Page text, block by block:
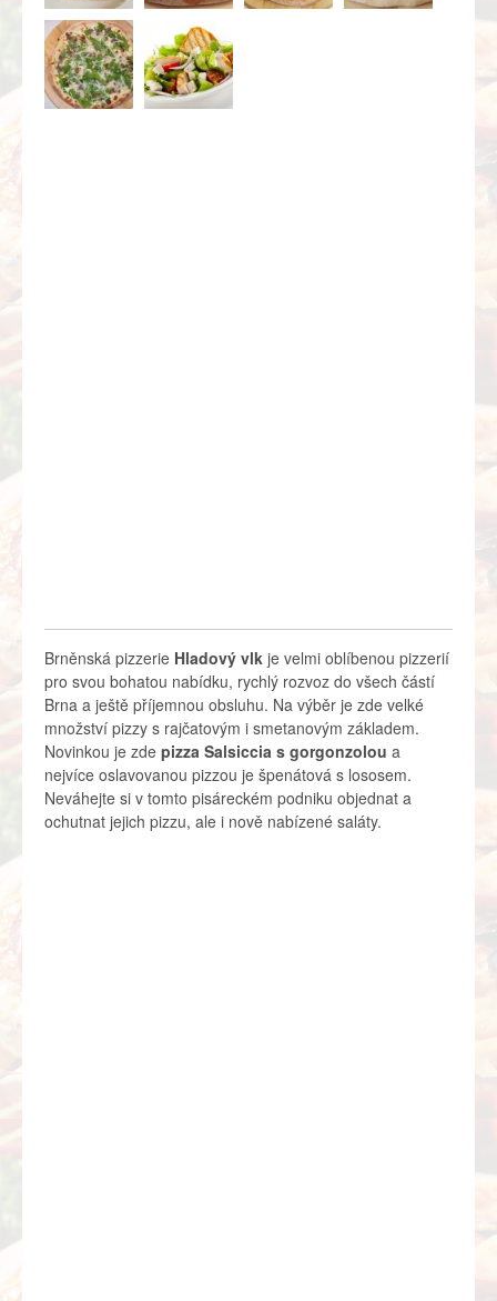
Brněnská pizzerie Hladový vlk je velmi oblíbenou pizzerií
pro svou bohatou nabídku, rychlý rozvoz do všech částí
Brna a ještě příjemnou obsluhu. Na výběr je zde velké
množství pizzy s rajčatovým i smetanovým základem.
Novinkou je zde pizza Salsiccia s gorgonzolou a
nejvíce oslavovanou pizzou je špenátová s lososem.
Neváhejte si v tomto pisáreckém podniku objednat a
ochutnat jejich pizzu, ale i nově nabízené saláty.